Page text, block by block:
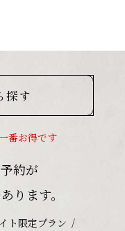
探す
番お得です
約が
ります。
ト限定プラン